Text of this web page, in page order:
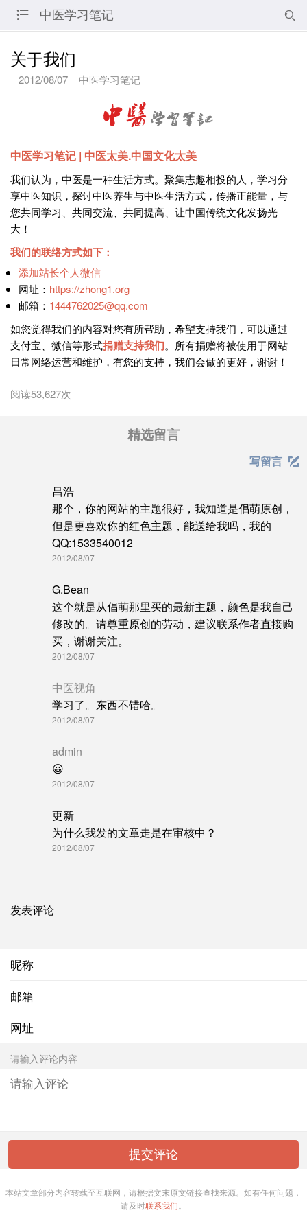
 中医学习笔记 
关于我们
2012/08/07 中医学习笔记
中医学习笔记 | 中医太美.中国文化太美
我们认为，中医是一种生活方式。聚集志趣相投的人，学习分
享中医知识，探讨中医养生与中医生活方式，传播正能量，与
您共同学习、共同交流、共同提高、让中国传统文化发扬光
大！
我们的联络方式如下：
添加站长个人微信
网址： https://zhong1.org
邮箱： 1444762025@qq.com
如您觉得我们的内容对您有所帮助，希望支持我们，可以通过
支付宝、微信等形式捐赠支持我们。所有捐赠将被使用于网站
日常网络运营和维护，有您的支持，我们会做的更好，谢谢！
阅读53,627次
精选留言
写留言 
昌浩
那个，你的网站的主题很好，我知道是倡萌原创，
但是更喜欢你的红色主题，能送给我吗，我的
QQ:1533540012
2012/08/07
G.Bean
这个就是从倡萌那里买的最新主题，颜色是我自己
修改的。请尊重原创的劳动，建议联系作者直接购
买，谢谢关注。
2012/08/07
中医视角
学习了。东西不错哈。
2012/08/07
admin
😀
2012/08/07
更新
为什么我发的文章走是在审核中？
2012/08/07
发表评论
昵称
邮箱
网址
请输入评论内容
本站文章部分内容转载至互联网，请根据文末原文链接查找来源。如有任何问题，
请及时联系我们